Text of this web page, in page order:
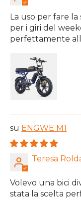
La uso per fare la
per i giri del
perfettamente
ENGWE M1
Teresa
Volevo una bici
stata la scelta